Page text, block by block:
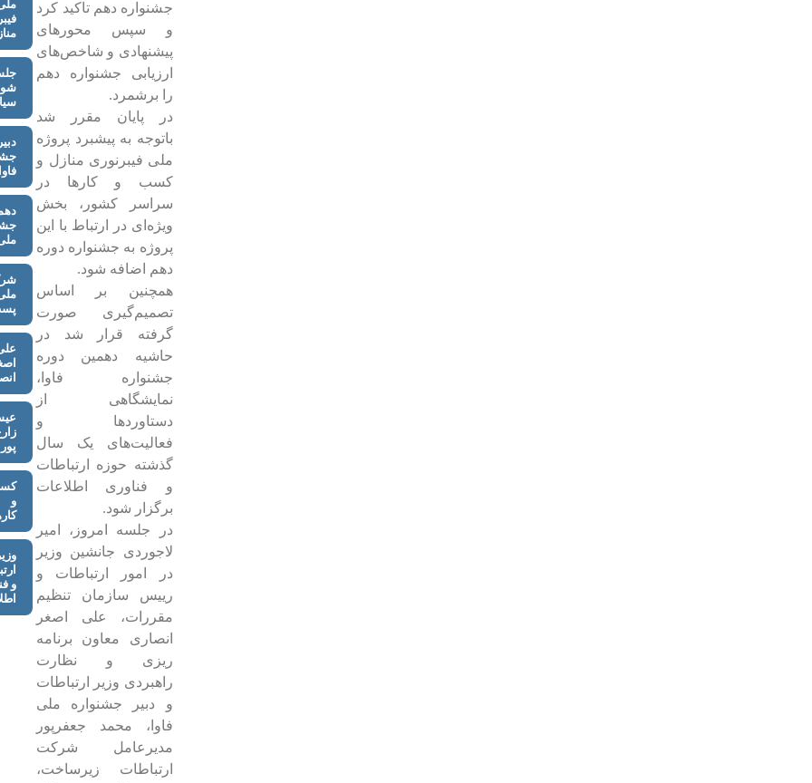
جشنواره دهم تاکید کرد
و سپس محورهای
پیشنهادی و شاخص‌های
ارزیابی جشنواره دهم
را برشمرد.
در پایان مقرر شد
باتوجه به پیشبرد پروژه
ملی فیبرنوری منازل و
کسب و کارها در
سراسر کشور، بخش
ویژه‌ای در ارتباط با این
پروژه به جشنواره دوره
دهم اضافه شود.
همچنین بر اساس
تصمیم‌گیری صورت
گرفته قرار شد در
حاشیه دهمین دوره
جشنواره فاوا،
نمایشگاهی از
دستاوردها و
فعالیت‌های یک سال
گذشته حوزه ارتباطات
و فناوری اطلاعات
برگزار شود.
در جلسه امروز، امیر
لاجوردی جانشین وزیر
در امور ارتباطات و
رییس سازمان تنظیم
مقررات، علی اصغر
انصاری معاون برنامه
ریزی و نظارت
راهبردی وزیر ارتباطات
و دبیر جشنواره ملی
فاوا، محمد جعفرپور
مدیرعامل شرکت
ارتباطات زیرساخت،
پور
و
و